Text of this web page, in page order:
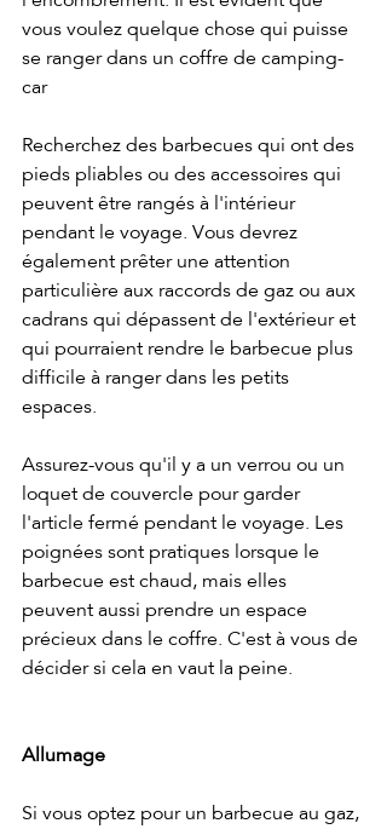
vous voulez quelque chose qui puisse
se ranger dans un coffre de camping-
car
Recherchez des barbecues qui ont des
pieds pliables ou des accessoires qui
peuvent être rangés à l'intérieur
pendant le voyage. Vous devrez
également prêter une attention
particulière aux raccords de gaz ou aux
cadrans qui dépassent de l'extérieur et
qui pourraient rendre le barbecue plus
difficile à ranger dans les petits
espaces.
Assurez-vous qu'il y a un verrou ou un
loquet de couvercle pour garder
l'article fermé pendant le voyage. Les
poignées sont pratiques lorsque le
barbecue est chaud, mais elles
peuvent aussi prendre un espace
précieux dans le coffre. C'est à vous de
décider si cela en vaut la peine.
Allumage
Si vous optez pour un barbecue au gaz,